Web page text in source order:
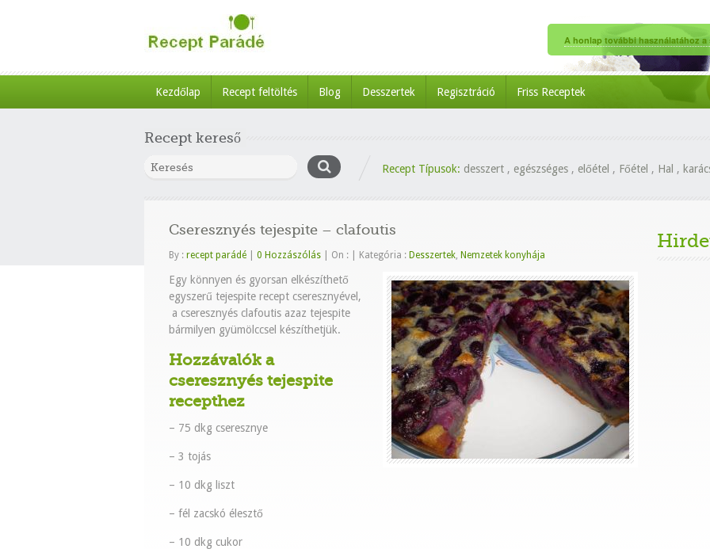
Kezdőlap Recept feltöltés Blog Desszertek Regisztráció Friss Receptek
Recept kereső
Recept Típusok: desszert , egészséges , előétel , Főétel , Hal ,
Cseresznyés tejespite – clafoutis
By : recept parádé 0 Hozzászólás On : Kategória : Desszertek, Nemzetek konyhája
Egy könnyen és gyorsan elkészíthető
egyszerű tejespite recept cseresznyével,
a cseresznyés clafoutis azaz tejespite
bármilyen gyümölccsel készíthetjük.
Hozzávalók a
cseresznyés tejespite
recepthez
– 75 dkg cseresznye
– 3 tojás
– 10 dkg liszt
– fél zacskó élesztő
– 10 dkg cukor
A honlap további használatához